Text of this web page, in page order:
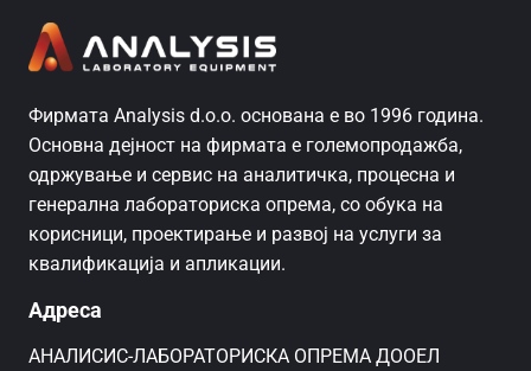
Фирмата Analysis d.o.o. основана е во 1996 година.
Основна дејност на фирмата е големопродажба,
одржување и сервис на аналитичка, процесна и
генерална лабораториска опрема, со обука на
корисници, проектирање и развој на услуги за
квалификација и апликации.
Адреса
AНАЛИСИС-ЛАБОРАТОРИСКА ОПРЕМА ДООЕЛ